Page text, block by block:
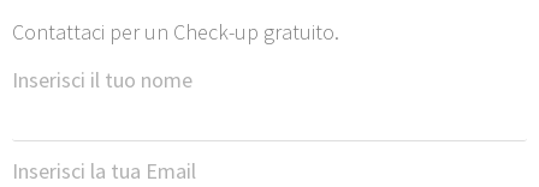
Contattaci per un Check-up gratuito.
Inserisci il tuo nome
Inserisci la tua Email